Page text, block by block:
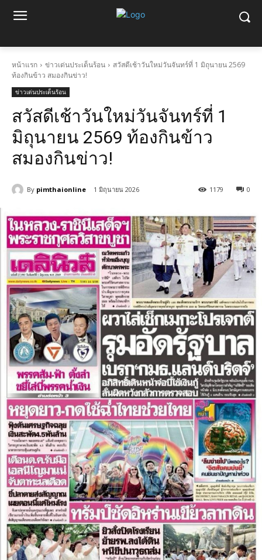
หน้าแรก ข่าวเด่นประเด็นร้อน
สวัสดีเช้าวันใหม่วันจันทร์ที่ 1 มิถุนายน 2569
ท้องกินข้าว สมองกินข่าว!
ข่าวเด่นประเด็นร้อน
สวัสดีเช้าวันใหม่วันจันทร์ที่ 1
มิถุนายน 2569 ท้องกินข้าว
สมองกินข่าว!
By pimthaionline 1 มิถุนายน 2026 0
1179